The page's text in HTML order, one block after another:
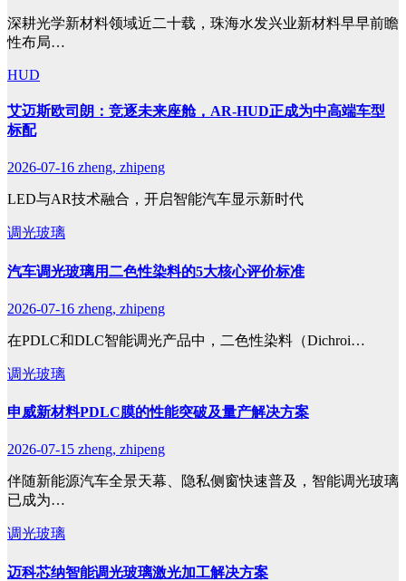
深耕光学新材料领域近二十载，珠海水发兴业新材料早早前瞻
性布局…
HUD
艾迈斯欧司朗：竞逐未来座舱，AR-HUD正成为中高端车型
标配
2026-07-16 zheng, zhipeng
LED与AR技术融合，开启智能汽车显示新时代
调光玻璃
汽车调光玻璃用二色性染料的5大核心评价标准
2026-07-16 zheng, zhipeng
在PDLC和DLC智能调光产品中，二色性染料（Dichroi…
调光玻璃
申威新材料PDLC膜的性能突破及量产解决方案
2026-07-15 zheng, zhipeng
伴随新能源汽车全景天幕、隐私侧窗快速普及，智能调光玻璃
已成为…
调光玻璃
迈科芯纳智能调光玻璃激光加工解决方案